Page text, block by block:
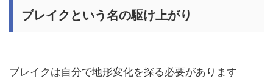
ブレイクという名の駆け上がり
ブレイクは自分で地形変化を探る必要があります